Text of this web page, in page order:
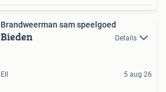
Brandweerman sam speelgoed
Bieden Details
Ell 5 aug 26